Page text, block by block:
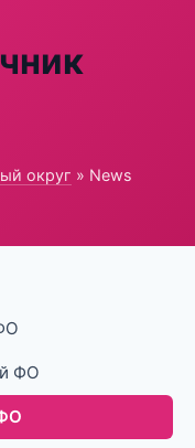
округ » News
ФО